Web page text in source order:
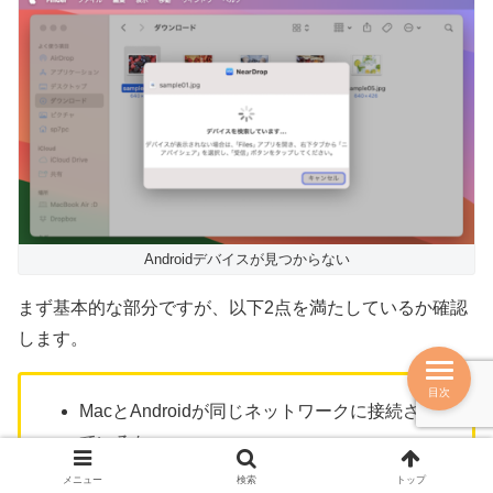
Androidデバイスが見つからない
まず基本的な部分ですが、以下2点を満たしているか確認
します。
MacとAndroidが同じネットワークに接続され
ているか
Android側で共有を許可するユーザーを限定し
メニュー 検索 トップ
目次